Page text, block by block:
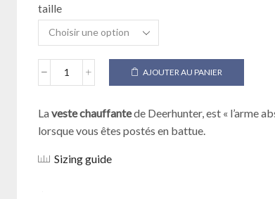
initial
était :
219,95€.
actuel
est :
149,00€.
taille
quantité
Veste
chauffante
Deerhunter
AJOUTER AU PANIER
Laveste chauffantede Deerhunter, est « l’arme
lorsque vous êtes postés en battue.
Sizing guide